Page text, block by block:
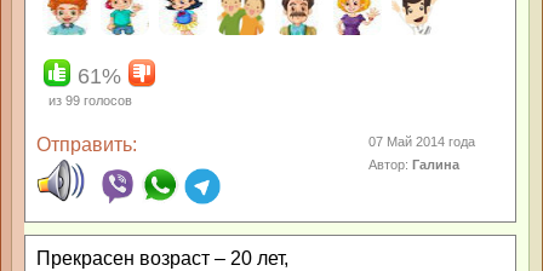
61%
из 99 голосов
Отправить:
07 Май 2014 года
Автор:Галина
Прекрасен возраст – 20 лет,